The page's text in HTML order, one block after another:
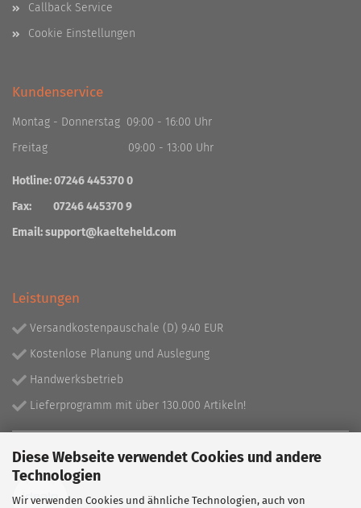
Diese Webseite verwendet Cookies und andere
Technologien
Wir verwenden Cookies und ähnliche Technologien, auch von
Callback Service
Cookie Einstellungen
Kundenservice
Montag - Donnerstag 09:00 - 16:00 Uhr
Freitag 09:00 - 13:00 Uhr
Hotline: 07246 445370 0
Fax: 07246 445370 9
Email:support@kaelteheld.com
Leistungen
Versandkostenpauschale (D) 9.40 EUR
Kostenlose Planung und Auslegung
Handwerksbetrieb
Lieferprogramm mit über 130.000 Artikeln!
Partner